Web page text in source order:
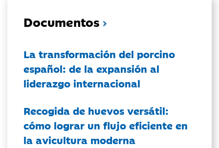
Documentos
La transformación del porcino
español: de la expansión al
liderazgo internacional
Recogida de huevos versátil:
cómo lograr un flujo eficiente en
la avicultura moderna